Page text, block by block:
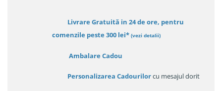
Livrare Gratuită in 24 de ore, pentru
comenzile peste 300 lei* (vezi detalii)
Ambalare Cadou
Personalizarea Cadourilorcu mesajul dorit